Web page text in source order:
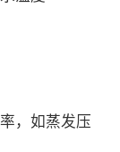
，如蒸发压